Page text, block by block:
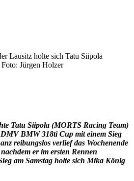
Lausitz holte sich Tatu Siipola
Jürgen Holzer
Tatu Siipola (MORTS Racing Team)
BMW 318ti Cup mit einem Sieg
reibungslos verlief das Wochenende
er im ersten Rennen
am Samstag holte sich Mika König